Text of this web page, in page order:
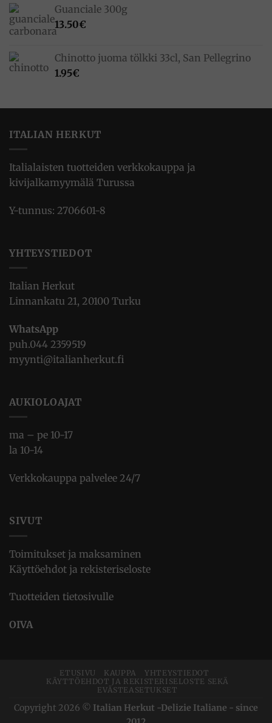
Guanciale 300g
13.50€
Chinotto juoma tölkki 33cl, San Pellegrino
1.95€
ITALIAN HERKUT
Italialaisten tuotteiden verkkokauppa ja
kivijalkamyymälä Turussa
Y-tunnus: 2706601-8
YHTEYSTIEDOT
Italian Herkut
Linnankatu 21, 20100 Turku
WhatsApp
puh.044 2359519
myynti@italianherkut.fi
AUKIOLOAJAT
ma – pe 10-17
la 10-14
Verkkokauppa palvelee 24/7
SIVUT
Toimitukset ja maksaminen
Käyttöehdot ja rekisteriseloste
Tuotteiden tietosivulle
OIVA
ETUSIVU KAUPPA
YHTEYSTIEDOT
KÄYTTÖEHDOT JA REKISTERISELOSTE SEKÄ
EVÄSTEASETUKSET
Copyright 2026 © Italian Herkut -Delizie Italiane - since